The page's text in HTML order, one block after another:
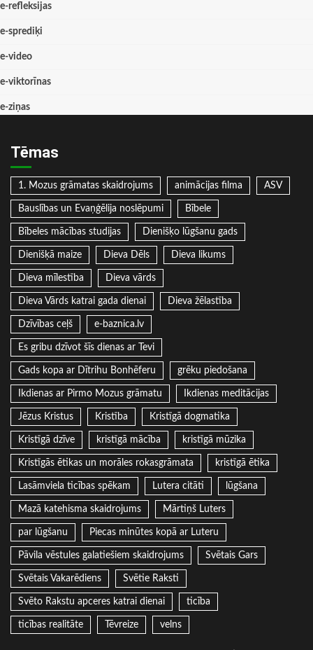
e-refleksijas
e-sprediķi
e-video
e-viktorīnas
e-ziņas
Tēmas
1. Mozus grāmatas skaidrojums animācijas filma ASV
Bauslības un Evaņģēlija noslēpumi Bībele
Bībeles mācības studijas Dienišķo lūgšanu gads
Dienišķā maize Dieva Dēls Dieva likums
Dieva mīlestība Dieva vārds
Dieva Vārds katrai gada dienai Dieva žēlastība
Dzīvības ceļš e-baznica.lv
Es gribu dzīvot šīs dienas ar Tevi
Gads kopa ar Dītrihu Bonhēferu grēku piedošana
Ikdienas ar Pirmo Mozus grāmatu Ikdienas meditācijas
Jēzus Kristus Kristība Kristīgā dogmatika
Kristīgā dzīve kristīgā mācība kristīgā mūzika
Kristīgās ētikas un morāles rokasgrāmata kristīgā ētika
Lasāmviela ticības spēkam Lutera citāti lūgšana
Mazā katehisma skaidrojums Mārtiņš Luters
par lūgšanu Piecas minūtes kopā ar Luteru
Pāvila vēstules galatiešiem skaidrojums Svētais Gars
Svētais Vakarēdiens Svētie Raksti
Svēto Rakstu apceres katrai dienai ticība
ticības realitāte Tēvreize velns